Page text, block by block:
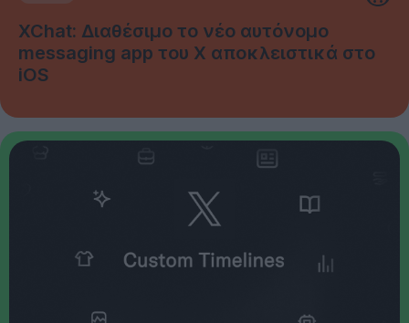
XChat: Διαθέσιμο το νέο αυτόνομο
messaging app του X αποκλειστικά στο
iOS